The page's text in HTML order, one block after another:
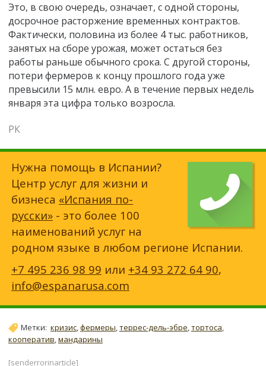
Это, в свою очередь, означает, с одной стороны,
досрочное расторжение временных контрактов.
Фактически, половина из более 4 тыс. работников,
занятых на сборе урожая, может остаться без
работы раньше обычного срока. С другой стороны,
потери фермеров к концу прошлого года уже
превысили 15 млн. евро. А в течение первых недель
января эта цифра только возросла.
РК
Нужна помощь в Испании?
Центр услуг для жизни и
бизнеса «Испания по-
русски» - это более 100
наименований услуг на
родном языке в любом регионе Испании.
+7 495 236 98 99 или +34 93 272 64 90,
info@espanarusa.com
Метки: кризис,фермеры,террес-дель-эбре,тортоса,
кооператив мандарины
[senderrorinarticle]